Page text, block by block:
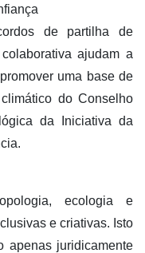
de partilha de
ajudam a
uma base de
do Conselho
da Iniciativa da
ecologia e
e criativas. Isto
apenas juridicamente